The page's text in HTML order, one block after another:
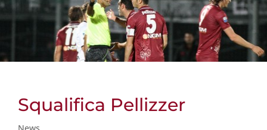
Squalifica Pellizzer